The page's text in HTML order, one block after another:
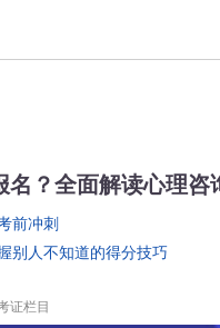
？全面解读心理咨
前冲刺
别人不知道的得分技巧
证栏目